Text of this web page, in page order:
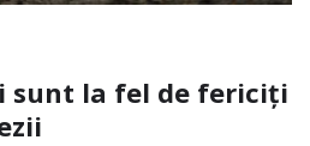
sunt la fel de fericiți